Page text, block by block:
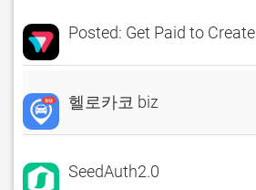
Posted: Get Paid to Create
헬로카코 biz
SeedAuth2.0